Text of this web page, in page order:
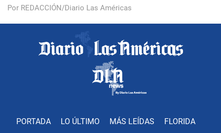
Por REDACCIÓN/Diario Las Américas
PORTADA LO ÚLTIMO MÁS LEÍDAS FLORIDA